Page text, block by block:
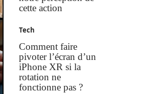
cette action
Tech
Comment faire
pivoter l’écran d’un
iPhone XR si la
rotation ne
fonctionne pas ?